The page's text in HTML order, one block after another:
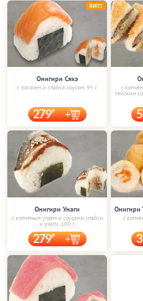
Онигири Сякэ
с лососем и спайси соусом, 95 г.
279
ХИТ!
с
тайским
Онигири Унаги
с копчёным угрём и соусами спайси
и унаги, 100 г.
279
Онигири
с